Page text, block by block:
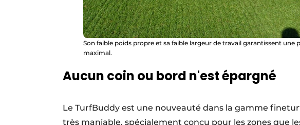
Son faible poids propre et sa faible largeur de travail garantissent
maximal.
Aucun coin ou bord n'est épargné
Le TurfBuddy est une nouveauté dans la gamme
très maniable, spécialement conçu pour les zones que